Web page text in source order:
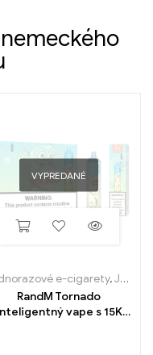
VYPREDANÉ
e-cigarety,Jednorazové e-cigarety v Belgicku
RandM Tornado
vape s 15K